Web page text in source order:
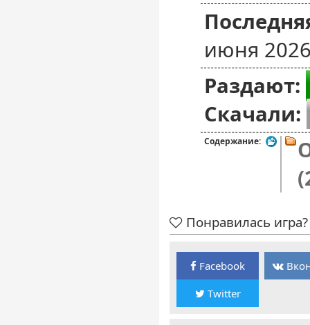
июня
Раздают:
Скачали:
Содержание:
Понравилась
Facebook
Twitter